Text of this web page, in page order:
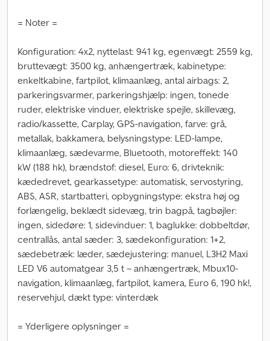
= Noter =
Konfiguration: 4x2, nyttelast: 941 kg, egenvægt: 2559 kg,
bruttevægt: 3500 kg, anhængertræk, kabinetype:
enkeltkabine, fartpilot, klimaanlæg, antal airbags: 2,
parkeringsvarmer, parkeringshjælp: ingen, tonede
ruder, elektriske vinduer, elektriske spejle, skillevæg,
radio/kassette, Carplay, GPS-navigation, farve: grå,
metallak, bakkamera, belysningstype: LED-lampe,
klimaanlæg, sædevarme, Bluetooth, motoreffekt: 140
kW (188 hk), brændstof: diesel, Euro: 6, drivteknik:
kædedrevet, gearkassetype: automatisk, servostyring,
ABS, ASR, startbatteri, opbygningstype: ekstra høj og
forlængelig, beklædt sidevæg, trin bagpå, tagbøjler:
ingen, sidedøre: 1, sidevinduer: 1, baglukke: dobbeltdør,
centrallås, antal sæder: 3, sædekonfiguration: 1+2,
sædebetræk: læder, sædejustering: manuel, L3H2 Maxi
LED V6 automatgear 3,5 t – anhængertræk, Mbux10-
navigation, klimaanlæg, fartpilot, kamera, Euro 6, 190 hk!,
reservehjul, dækt type: vinterdæk
= Yderligere oplysninger =